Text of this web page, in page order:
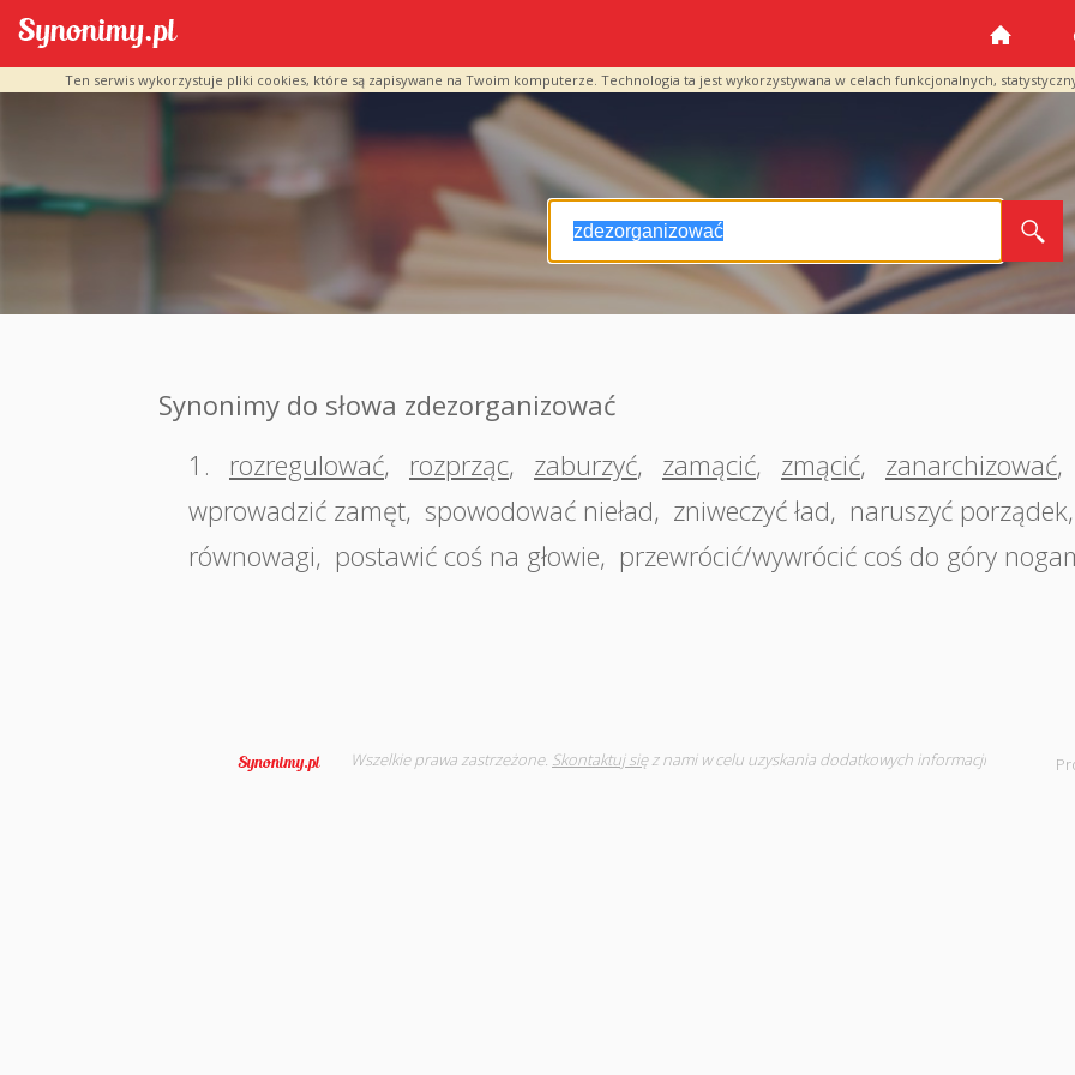
Ten serwis wykorzystuje pliki cookies, które są zapisywane na Twoim komputerze. Technologia ta jest wykorzystywana w celach funkcjonalnych,
Synonimy do słowa zdezorganizować
1.
rozregulować, rozprząc, zaburzyć, zamącić, zmącić, zanarchizować,
wprowadzić zamęt, spowodować nieład, zniweczyć ład, naruszyć porządek,
równowagi, postawić coś na głowie, przewrócić/wywrócić coś do góry
Wszelkie prawa zastrzeżone. Skontaktuj sięz nami w celu uzyskania dodatkowych informacji